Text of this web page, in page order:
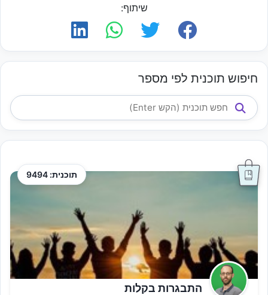
שיתוף:
חיפוש תוכנית לפי מספר
תוכנית: 9494
התבגרות בקלות